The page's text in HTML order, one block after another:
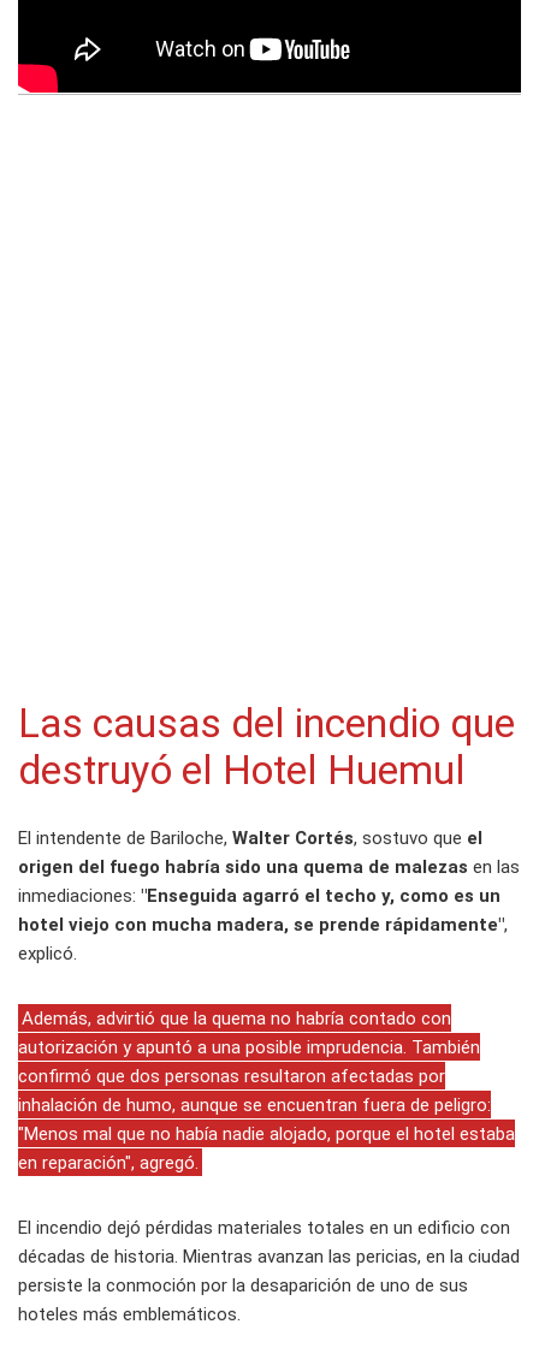
Las causas del incendio que
destruyó el Hotel Huemul
El intendente de Bariloche, Walter Cortés, sostuvo que el
origen del fuego habría sido una quema de malezas en las
inmediaciones: "Enseguida agarró el techo y, como es un
hotel viejo con mucha madera, se prende rápidamente",
explicó.
Además, advirtió que la quema no habría contado con
autorización y apuntó a una posible imprudencia. También
confirmó que dos personas resultaron afectadas por
inhalación de humo, aunque se encuentran fuera de peligro:
"Menos mal que no había nadie alojado, porque el hotel estaba
en reparación", agregó.
El incendio dejó pérdidas materiales totales en un edificio con
décadas de historia. Mientras avanzan las pericias, en la ciudad
persiste la conmoción por la desaparición de uno de sus
hoteles más emblemáticos.